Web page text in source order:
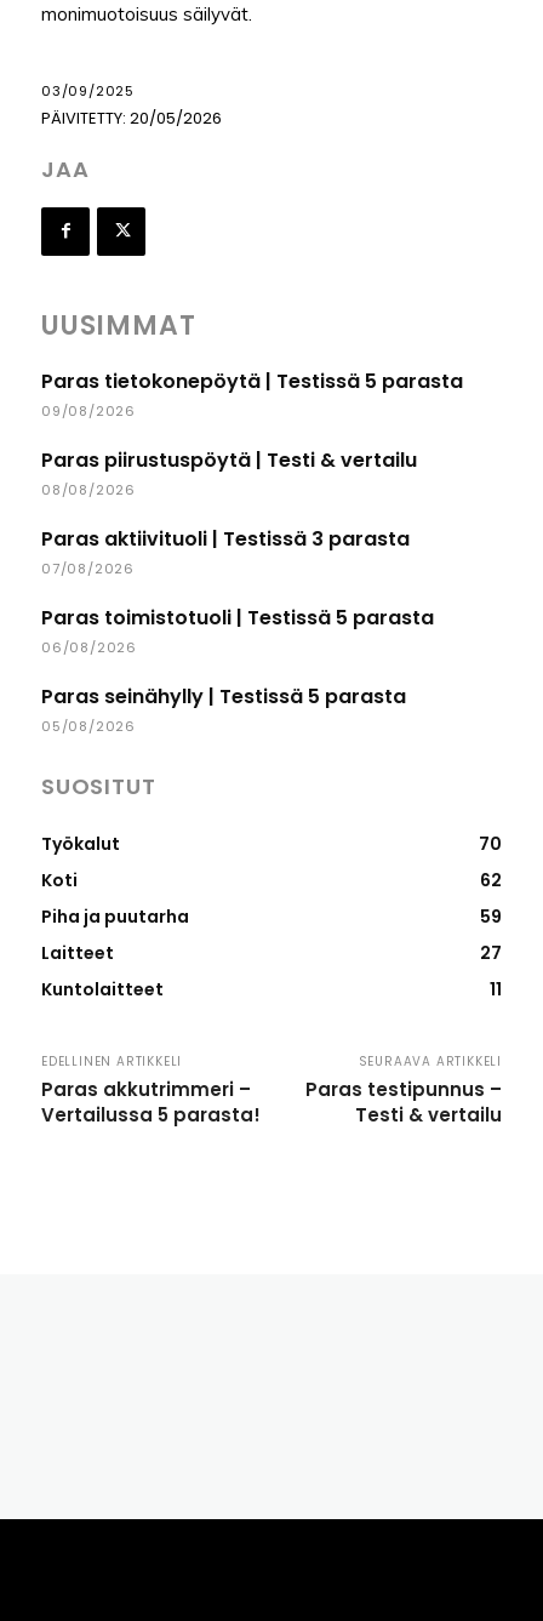
monimuotoisuus säilyvät.
03/09/2025
PÄIVITETTY: 20/05/2026
JAA
UUSIMMAT
Paras tietokonepöytä | Testissä 5 parasta
09/08/2026
Paras piirustuspöytä | Testi & vertailu
08/08/2026
Paras aktiivituoli | Testissä 3 parasta
07/08/2026
Paras toimistotuoli | Testissä 5 parasta
06/08/2026
Paras seinähylly | Testissä 5 parasta
05/08/2026
SUOSITUT
Työkalut
70
Koti
62
Piha ja puutarha
59
Laitteet
27
Kuntolaitteet
11
EDELLINEN ARTIKKELI
Paras akkutrimmeri –
Vertailussa 5 parasta!
SEURAAVA ARTIKKELI
Paras testipunnus –
Testi & vertailu